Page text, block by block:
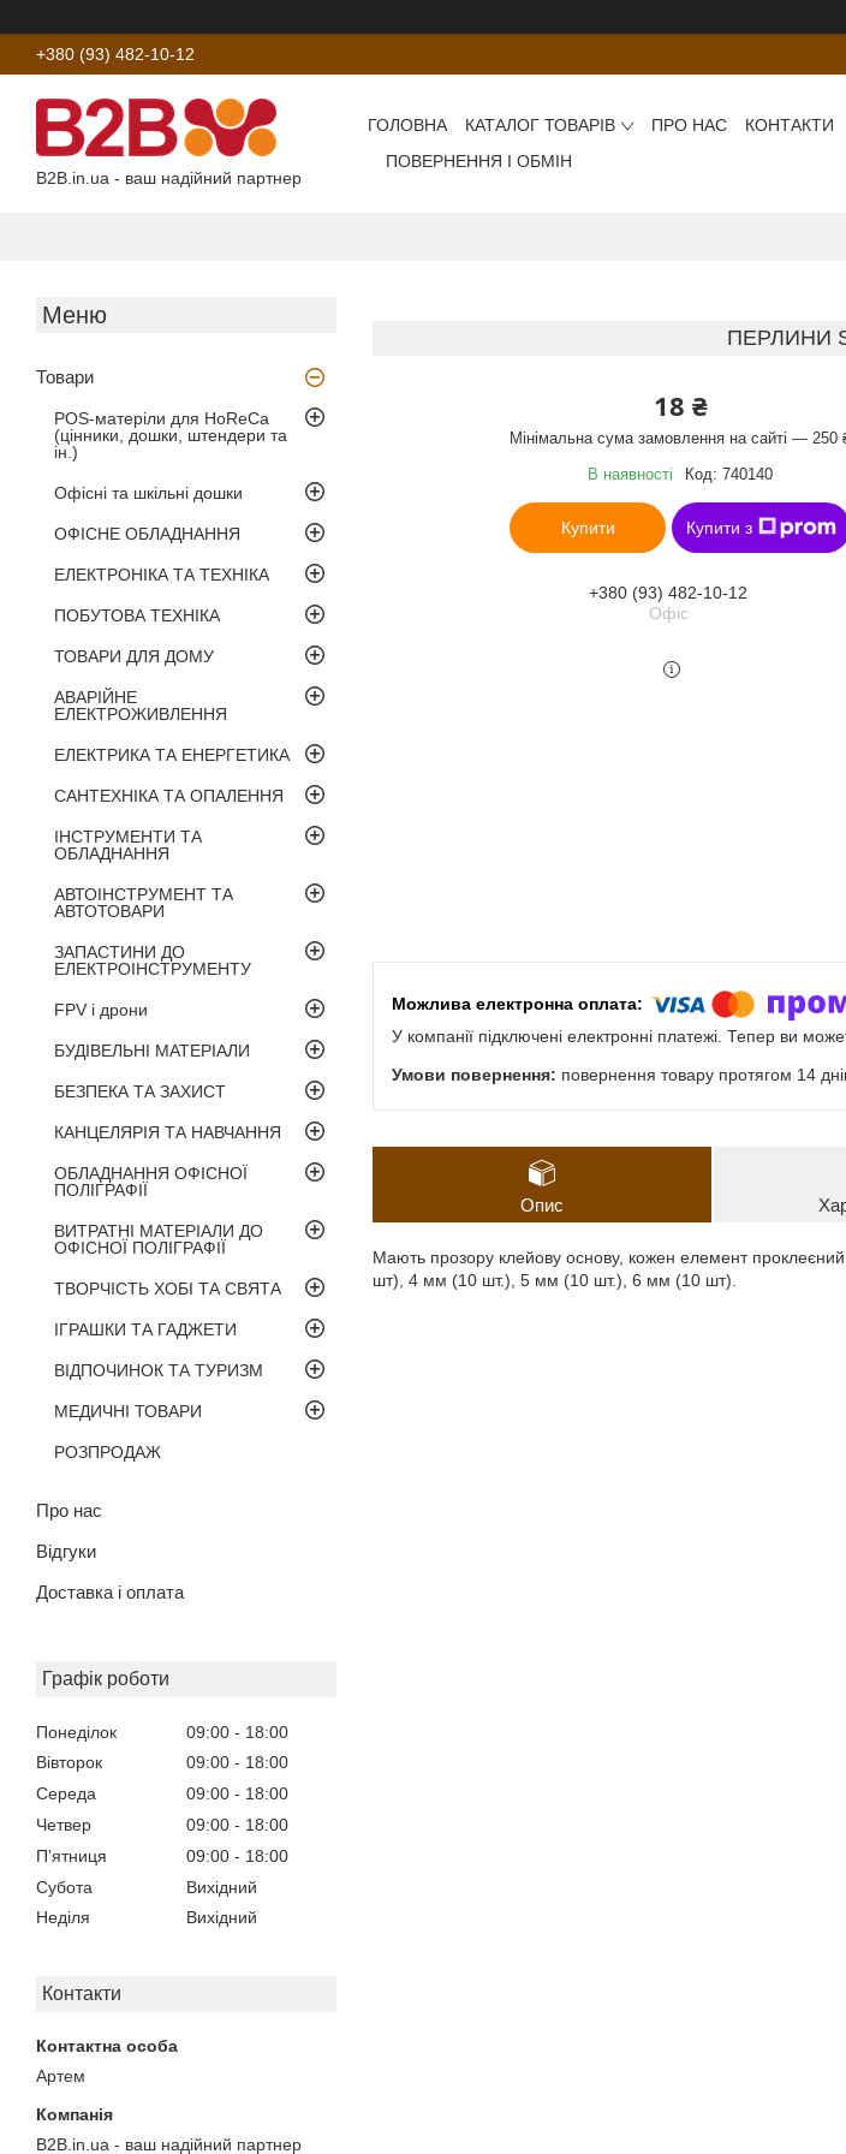
+380 (93) 482-10-12
B2B.in.ua - ваш надійний партнер
ГОЛОВНА КАТАЛОГ ТОВАРІВ ПРО НАС КОНТАКТИ
ПОВЕРНЕННЯ І ОБМІН
Товари
POS-матеріли для HoReCa
(цінники, дошки, штендери та
ін.)
Офісні та шкільні дошки
ОФІСНЕ ОБЛАДНАННЯ
ЕЛЕКТРОНІКА ТА ТЕХНІКА
ПОБУТОВА ТЕХНІКА
ТОВАРИ ДЛЯ ДОМУ
АВАРІЙНЕ
ЕЛЕКТРОЖИВЛЕННЯ
ЕЛЕКТРИКА ТА ЕНЕРГЕТИКА
САНТЕХНІКА ТА ОПАЛЕННЯ
ІНСТРУМЕНТИ ТА
ОБЛАДНАННЯ
АВТОІНСТРУМЕНТ ТА
АВТОТОВАРИ
ЗАПАСТИНИ ДО
ЕЛЕКТРОІНСТРУМЕНТУ
FPV і дрони
БУДІВЕЛЬНІ МАТЕРІАЛИ
БЕЗПЕКА ТА ЗАХИСТ
КАНЦЕЛЯРІЯ ТА НАВЧАННЯ
ОБЛАДНАННЯ ОФІСНОЇ
ПОЛІГРАФІЇ
ВИТРАТНІ МАТЕРІАЛИ ДО
ОФІСНОЇ ПОЛІГРАФІЇ
ТВОРЧІСТЬ ХОБІ ТА СВЯТА
ІГРАШКИ ТА ГАДЖЕТИ
ВІДПОЧИНОК ТА ТУРИЗМ
МЕДИЧНІ ТОВАРИ
РОЗПРОДАЖ
Про нас
Відгуки
Доставка і оплата
Графік роботи
Понеділок 09:00
18:00
Вівторок
09:00
18:00
Середа
09:00
18:00
Четвер
09:00
18:00
Пʼятниця
09:00
18:00
Субота
Вихідний
Неділя
Вихідний
Контакти
Артем
B2B.in.ua - ваш надійний партнер
ПЕРЛИНИ
18 ₴
Мінімальна сума замовлення на сайті — 250
В наявності
Код: 740140
Купити Купити з
+380 (93) 482-10-12
Офіс
У компанії підключені електронні платежі. Тепер ви
повернення товару протягом 14
Опис
Мають прозору клейову основу, кожен елемент
шт), 4 мм (10 шт.), 5 мм (10 шт.), 6 мм (10 шт).